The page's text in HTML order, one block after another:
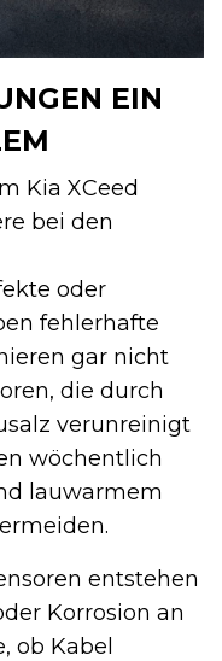
EIN
Kia XCeed
bei den
oder
fehlerhafte
gar nicht
die durch
verunreinigt
wöchentlich
lauwarmem
entstehen
Korrosion an
ob Kabel